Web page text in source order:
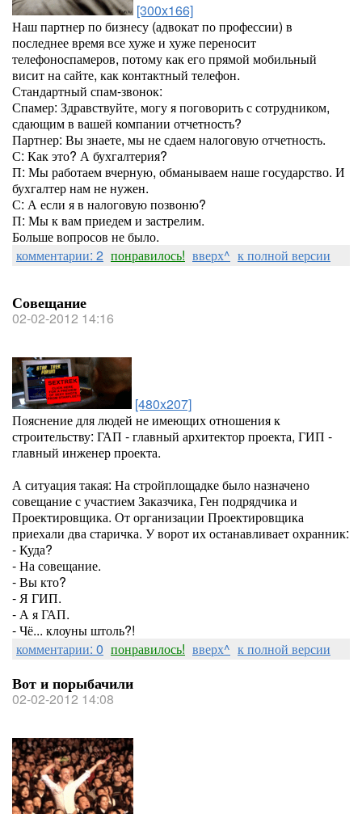
[300x166]
Наш партнер по бизнесу (адвокат по профессии) в
последнее время все хуже и хуже переносит
телефоноспамеров, потому как его прямой мобильный
висит на сайте, как контактный телефон.
Стандартный спам-звонок:
Спамер: Здравствуйте, могу я поговорить с сотрудником,
сдающим в вашей компании отчетность?
Партнер: Вы знаете, мы не сдаем налоговую отчетность.
С: Как это? А бухгалтерия?
П: Мы работаем вчерную, обманываем наше государство. И
бухгалтер нам не нужен.
С: А если я в налоговую позвоню?
П: Мы к вам приедем и застрелим.
Больше вопросов не было.
комментарии: 2 понравилось! вверх^ к полной версии
Совещание
02-02-2012 14:16
[480x207]
Пояснение для людей не имеющих отношения к
строительству: ГАП - главный архитектор проекта, ГИП -
главный инженер проекта.
А ситуация такая: На стройплощадке было назначено
совещание с участием Заказчика, Ген подрядчика и
Проектировщика. От организации Проектировщика
приехали два старичка. У ворот их останавливает охранник:
- Куда?
- На совещание.
- Вы кто?
- Я ГИП.
- А я ГАП.
- Чё... клоуны штоль?!
комментарии: 0 понравилось! вверх^ к полной версии
Вот и порыбачили
02-02-2012 14:08